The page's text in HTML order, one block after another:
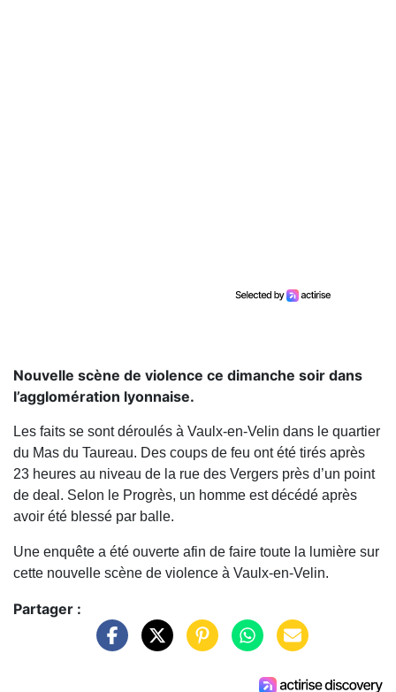
Nouvelle scène de violence ce dimanche soir dans
l’agglomération lyonnaise.
Les faits se sont déroulés à Vaulx-en-Velin dans le quartier
du Mas du Taureau. Des coups de feu ont été tirés après
23 heures au niveau de la rue des Vergers près d’un point
de deal. Selon le Progrès, un homme est décédé après
avoir été blessé par balle.
Une enquête a été ouverte afin de faire toute la lumière sur
cette nouvelle scène de violence à Vaulx-en-Velin.
Partager :